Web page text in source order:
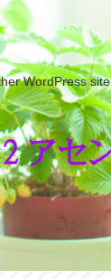
WordPress site